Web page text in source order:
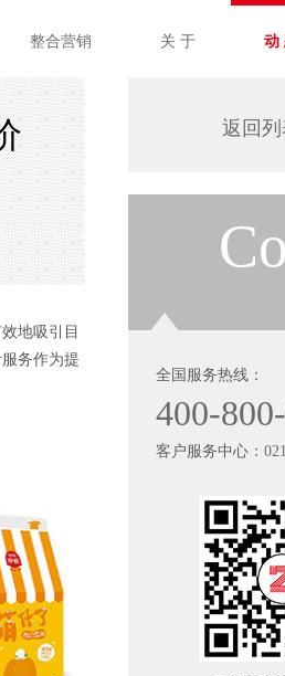
整合营销 关 于 动
地吸引目
务作为提
返回列
全国服务热线：
400-
客户服务中心：